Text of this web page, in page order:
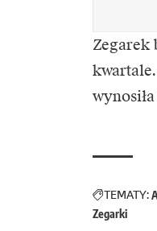
Zegarek
TEMATY:
Zegarki